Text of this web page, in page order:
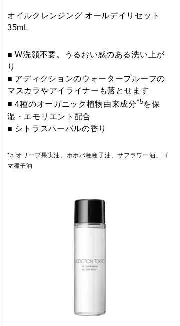
オイルクレンジング オールデイリセット
35mL
■ W洗顔不要。うるおい感のある洗い上が
り
■ アディクションのウォータープルーフの
マスカラやアイライナーも落とせます
■ 4種のオーガニック植物由来成分*5を保
湿・エモリエント配合
■ シトラスハーバルの香り
*5 オリーブ果実油、ホホバ種種子油、サフラワー油、ゴ
マ種子油